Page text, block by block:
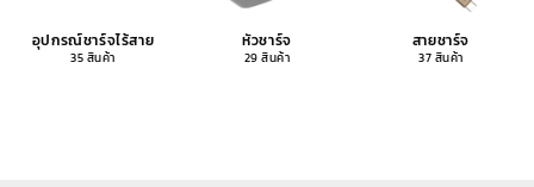
อุปกรณ์ชาร์จไร้สาย
35 สินค้า
หัวชาร์จ
29 สินค้า
สายชาร์จ
37 สินค้า